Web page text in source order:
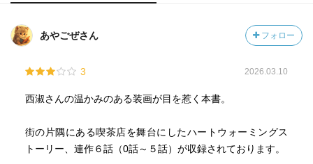
あやごぜさん フォロー
3 2026.03.10
西淑さんの温かみのある装画が目を惹く本書。
街の片隅にある喫茶店を舞台にしたハートウォーミングス
トーリー、連作６話（0話～５話）が収録されております。